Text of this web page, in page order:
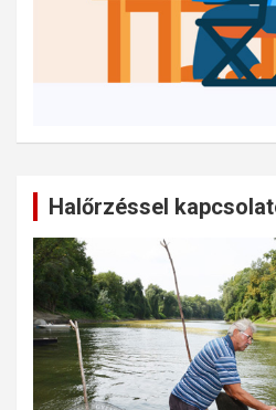
Halőrzéssel